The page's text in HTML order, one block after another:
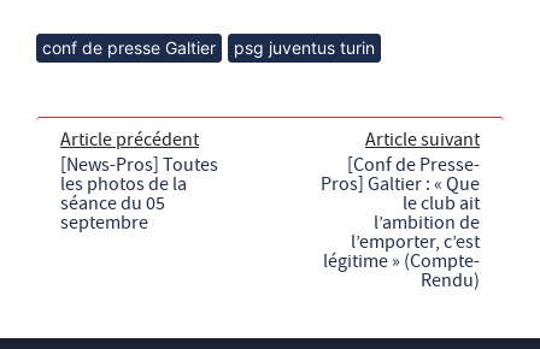
conf de presse Galtier psg juventus turin
Article précédent
[News-Pros] Toutes
les photos de la
séance du 05
septembre
Article suivant
[Conf de Presse-
Pros] Galtier : « Que
le club ait
l’ambition de
l’emporter, c’est
légitime » (Compte-
Rendu)